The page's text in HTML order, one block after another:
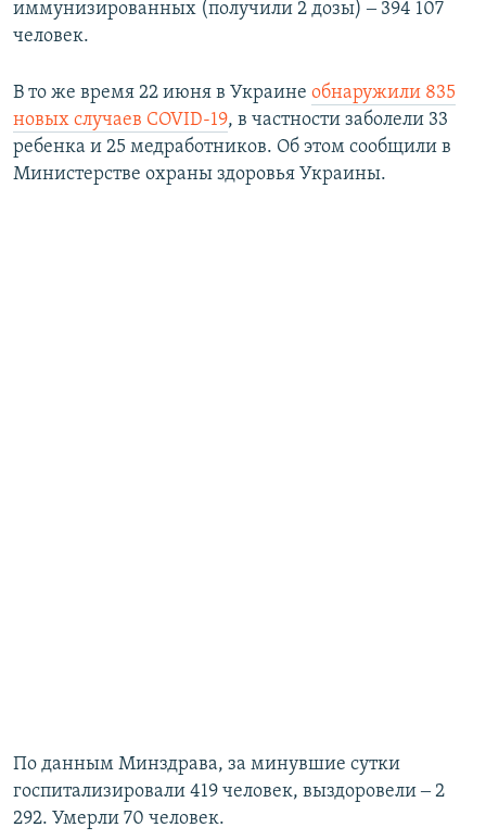
иммунизированных (получили 2 дозы) ‒ 394 107
человек.
В то же время 22 июня в Украине обнаружили 835
новых случаев COVID-19, в частности заболели 33
ребенка и 25 медработников. Об этом сообщили в
Министерстве охраны здоровья Украины.
По данным Минздрава, за минувшие сутки
госпитализировали 419 человек, выздоровели ‒ 2
292. Умерли 70 человек.